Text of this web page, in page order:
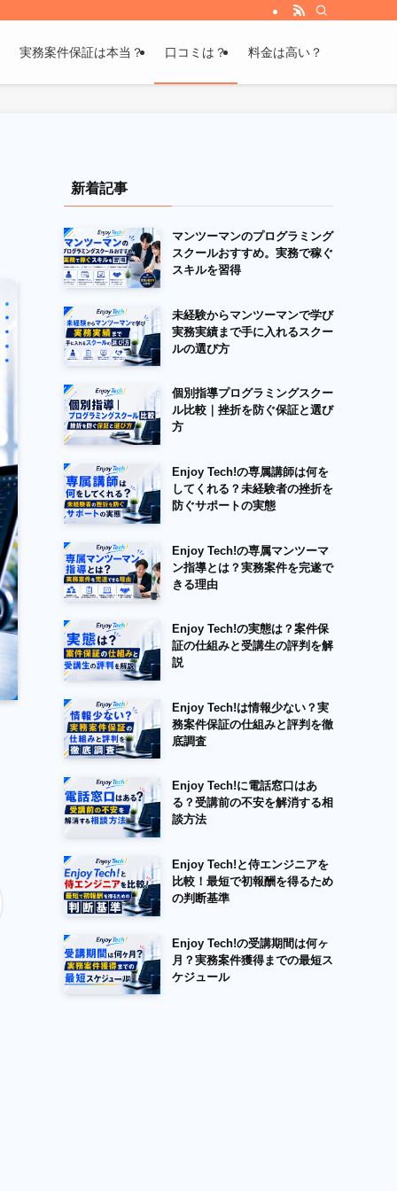
実務案件保証は本当？ 口コミは？ 料金は高い？
新着記事
マンツーマンのプログラミング
スクールおすすめ。実務で稼ぐ
スキルを習得
未経験からマンツーマンで学び
実務実績まで手に入れるスクー
ルの選び方
個別指導プログラミングスクー
ル比較｜挫折を防ぐ保証と選び
方
Enjoy Tech!の専属講師は何を
してくれる？未経験者の挫折を
防ぐサポートの実態
Enjoy Tech!の専属マンツーマ
ン指導とは？実務案件を完遂で
きる理由
Enjoy Tech!の実態は？案件保
証の仕組みと受講生の評判を解
説
Enjoy Tech!は情報少ない？実
務案件保証の仕組みと評判を徹
底調査
Enjoy Tech!に電話窓口はあ
る？受講前の不安を解消する相
談方法
Enjoy Tech!と侍エンジニアを
比較！最短で初報酬を得るため
の判断基準
Enjoy Tech!の受講期間は何ヶ
月？実務案件獲得までの最短ス
ケジュール